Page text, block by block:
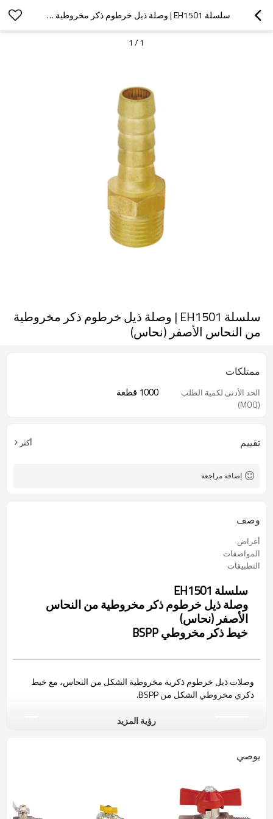
سلسلة EH1501 | وصلة ذيل خرطوم ذكر مخروطية من النحاس الأصفر (نحاس)
1
/
1
سلسلة EH1501 | وصلة ذيل خرطوم ذكر مخروطية
من النحاس الأصفر (نحاس)
ممتلكات
الحد الأدنى لكمية الطلب
(MOQ)
1000 قطعة
تقييم أكثر
إضافة مراجعة
وصف
أغراض
المواصفات
التطبيقات
سلسلة EH1501
وصلة ذيل خرطوم ذكر مخروطية من النحاس
الأصفر (نحاس)
خيط ذكر مخروطي BSPP
وصلات ذيل خرطوم ذكرية مخروطية الشكل من النحاس، مع خيط
ذكري مخروطي الشكل من BSPP.
رؤية المزيد
يوصي